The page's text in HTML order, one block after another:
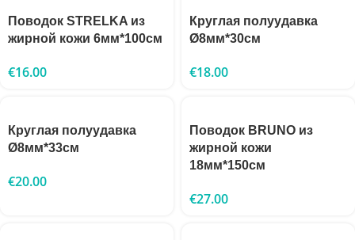
Поводок STRELKA из
жирной кожи 6мм*100см
€16.00
Круглая полуудавка
Ø8мм*30см
€18.00
Круглая полуудавка
Ø8мм*33см
€20.00
Поводок BRUNO из
жирной кожи
18мм*150см
€27.00